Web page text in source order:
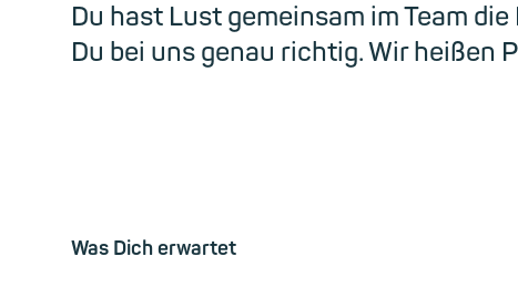
Du hast Lust gemeinsam im Team
Du bei uns genau richtig. Wir heißen
Was Dich erwartet